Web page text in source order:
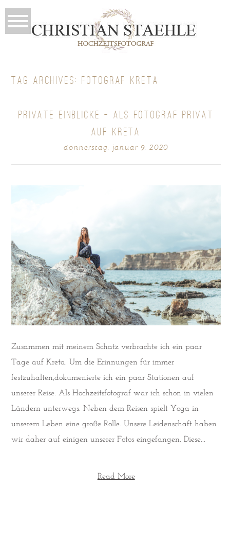
TAG ARCHIVES: FOTOGRAF KRETA
PRIVATE EINBLICKE – ALS FOTOGRAF PRIVAT
AUF KRETA
donnerstag, januar 9, 2020
Zusammen mit meinem Schatz verbrachte ich ein paar
Tage auf Kreta. Um die Erinnungen für immer
festzuhalten,dokumenierte ich ein paar Stationen auf
unserer Reise. Als Hochzeitsfotograf war ich schon in vielen
Ländern unterwegs. Neben dem Reisen spielt Yoga in
unserem Leben eine große Rolle. Unsere Leidenschaft haben
wir daher auf einigen unserer Fotos eingefangen. Diese...
Read More